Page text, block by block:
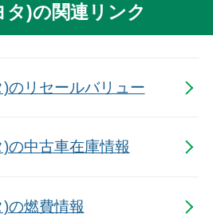
)の関連リンク
のリセールバリュー
の中古車在庫情報
の燃費情報